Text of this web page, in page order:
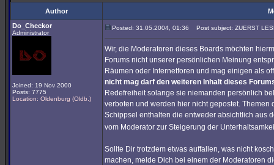
Author
Do_Checkor
Administrator
Joined: 19 Nov 2000
Posts: 7775
Location: Oldenburg (Oldb.)
Posted: 31.05.2004, 01:36 Post subject: ZUERST
Wir, die Moderatoren dieses Boards möchten
Forums nicht unserer persönlichen Meinung
Räumen oder Internetforen und mag einigen als
nicht mag darf den weiteren Inhalt dieses
Redefreiheit solange sie niemanden persönlich
verboten und werden hier nicht gepostet.
Schippsel enthalten die entweder absichtlich aus
vom Moderator zur Steigerung der
Sollte Dir trotzdem etwas auffallen, was nicht
machen, melde Dich bei einem der Moderatoren